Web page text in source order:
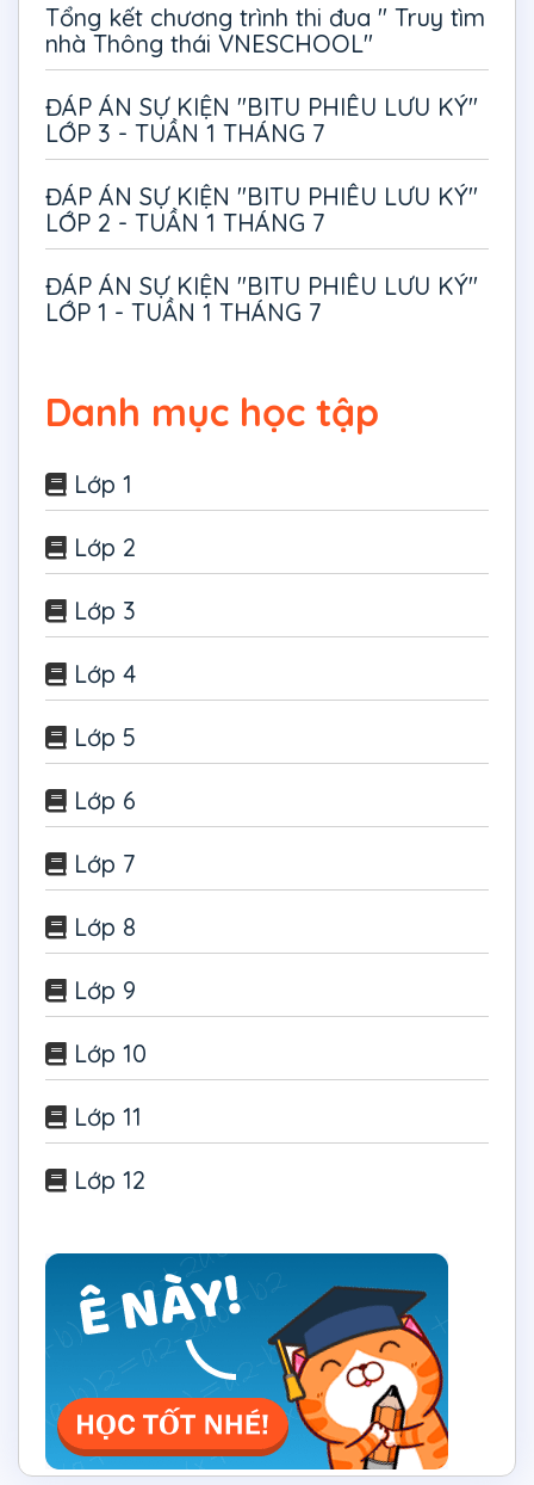
Tổng kết chương trình thi đua " Truy tìm
nhà Thông thái VNESCHOOL"
ĐÁP ÁN SỰ KIỆN "BITU PHIÊU LƯU KÝ"
LỚP 3 - TUẦN 1 THÁNG 7
ĐÁP ÁN SỰ KIỆN "BITU PHIÊU LƯU KÝ"
LỚP 2 - TUẦN 1 THÁNG 7
ĐÁP ÁN SỰ KIỆN "BITU PHIÊU LƯU KÝ"
LỚP 1 - TUẦN 1 THÁNG 7
Danh mục học tập
Lớp 1
Lớp 2
Lớp 3
Lớp 4
Lớp 5
Lớp 6
Lớp 7
Lớp 8
Lớp 9
Lớp 10
Lớp 11
Lớp 12